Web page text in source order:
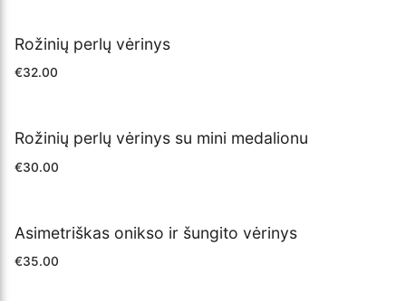
Rožinių perlų vėrinys
€32.00
Rožinių perlų vėrinys su mini medalionu
€30.00
Asimetriškas onikso ir šungito vėrinys
€35.00